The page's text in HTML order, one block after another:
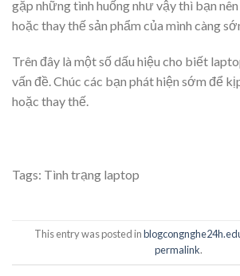
gặp những tình huống như vậy thì bạn
hoặc thay thế sản phẩm của mình càng
Trên đây là một số dấu hiệu cho biết
vấn đề. Chúc các bạn phát hiện sớm để
hoặc thay thế.
Tags: Tình trạng laptop
This entry was posted in
permalink.